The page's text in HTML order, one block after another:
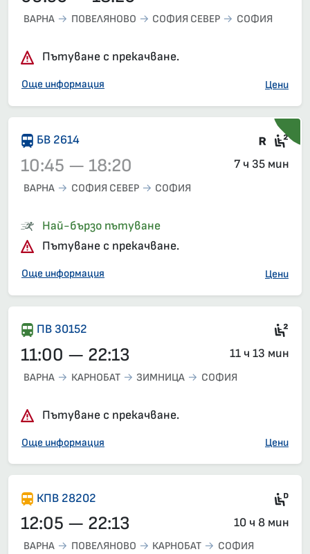
ВАРНА ПОВЕЛЯНОВО СОФИЯ СЕВЕР СОФИЯ
Пътуване с прекачване.
Още информация Цени
БВ 2614 Влак
10:45 — 18:20 7 ч 35 мин
ВАРНА СОФИЯ СЕВЕР СОФИЯ
Най-бързо пътуване
Пътуване с прекачване.
Още информация Цени
ПВ 30152
11:00 — 22:13 11 ч 13 мин
ВАРНА КАРНОБАТ ЗИМНИЦА СОФИЯ
Пътуване с прекачване.
Още информация Цени
КПВ 28202
12:05 — 22:13 10 ч 8 мин
ВАРНА ПОВЕЛЯНОВО КАРНОБАТ СОФИЯ